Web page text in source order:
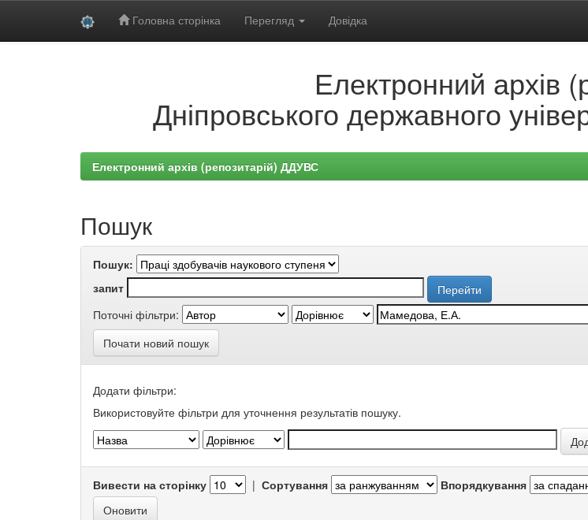
Головна сторінка Перегляд Довідка
Електронний архів
Дніпровського державного
Електронний архів (репозитарій) ДДУВС
Пошук
Пошук:
запит
Поточні фільтри:
Почати новий пошук
Додати фільтри:
Використовуйте фільтри для уточнення результатів пошуку.
Вивести на сторінку | Сортування Впорядкування